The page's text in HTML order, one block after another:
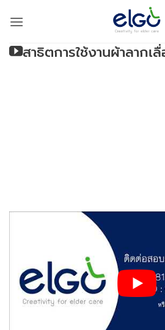
สาธิตการใช้งานผ้าลากเ